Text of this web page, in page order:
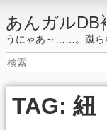
あんガルDB
うにゃあ～……。蹴ら
TAG: 紐